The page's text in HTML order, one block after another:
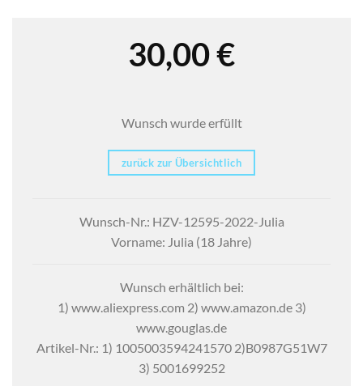
30,00€
Wunsch wurde erfüllt
zurück zur Übersichtlich
Wunsch-Nr.: HZV-12595-2022-Julia
Vorname: Julia (18 Jahre)
Wunsch erhältlich bei:
1) www.aliexpress.com 2) www.amazon.de 3)
www.gouglas.de
Artikel-Nr.: 1) 1005003594241570 2)B0987G51W7
3) 5001699252